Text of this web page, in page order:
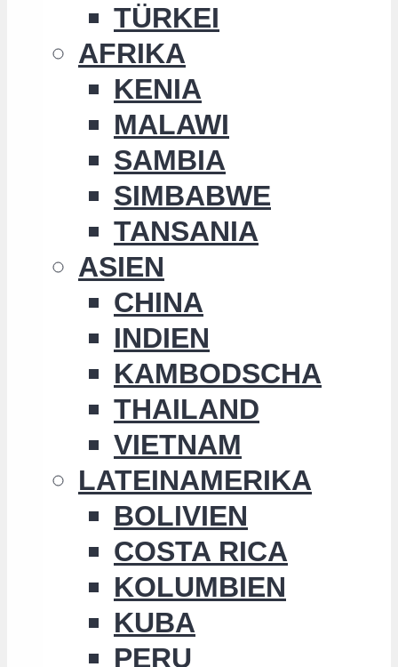
TÜRKEI
AFRIKA
KENIA
MALAWI
SAMBIA
SIMBABWE
TANSANIA
ASIEN
CHINA
INDIEN
KAMBODSCHA
THAILAND
VIETNAM
LATEINAMERIKA
BOLIVIEN
COSTA RICA
KOLUMBIEN
KUBA
PERU